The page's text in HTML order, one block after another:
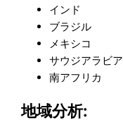
インド
ブラジル
メキシコ
サウジアラビア
南アフリカ
地域分析: